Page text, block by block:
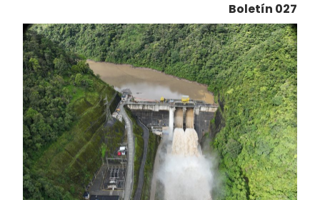
Boletín 027